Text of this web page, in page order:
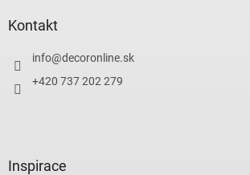
Kontakt
info@decoronline.sk
+420 737 202 279
Inspirace